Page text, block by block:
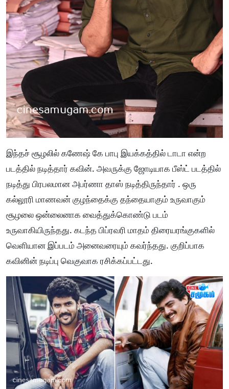
இந்தச் சூழலில் கணேஷ் கே பாபு இயக்கத்தில் டாடா என்ற
படத்தில் நடித்தார் கவின். அவருக்கு ஜோடியாக பீஸ்ட் படத்தில்
நடித்து பிரபலமான அபர்ணா தாஸ் நடித்திருந்தார் . ஒரு
கல்லூரி மாணவன் குழந்தைக்கு தந்தையாகும் உருவாகும்
சூழலை ஒன்லைனாக வைத்துக்கொண்டு படம்
உருவாகியிருந்தது. கடந்த பிப்ரவரி மாதம் திரையரங்குகளில்
வெளியான இப்படம் அனைவரையும் கவர்ந்தது. குறிப்பாக
கவினின் நடிப்பு வெகுவாக ரசிக்கப்பட்டது.